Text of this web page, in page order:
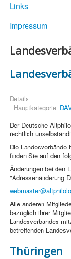
Links
Impressum
Details
Hauptkategorie:
Der Deutsche
rechtlich
Die Landesverbände
finden Sie auf den
Änderungen bei den
"Adressenänderung
Alle anderen
bezüglich ihrer
Landesverbandes
betreffenden
Thüringen